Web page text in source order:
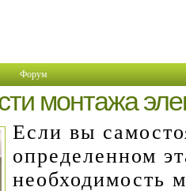
Форум
монтажа
Если вы
определенном
необходимость